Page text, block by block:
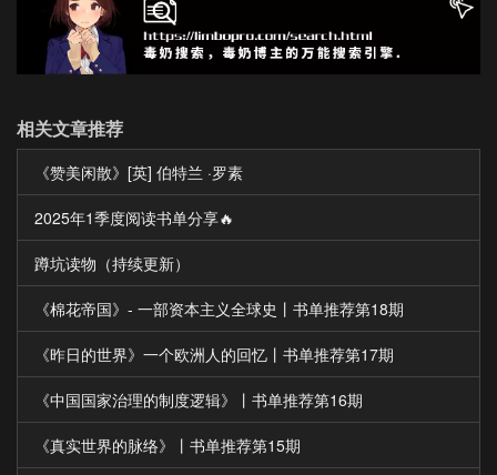
相关文章推荐
《赞美闲散》[英] 伯特兰 ·罗素
2025年1季度阅读书单分享🔥
蹲坑读物（持续更新）
《棉花帝国》- 一部资本主义全球史丨书单推荐第18期
《昨日的世界》一个欧洲人的回忆丨书单推荐第17期
《中国国家治理的制度逻辑》丨书单推荐第16期
《真实世界的脉络》丨书单推荐第15期